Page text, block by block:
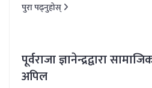
पुरा पढ्नुहोस्
पूर्वराजा ज्ञानेन्द्रद्वारा
अपिल